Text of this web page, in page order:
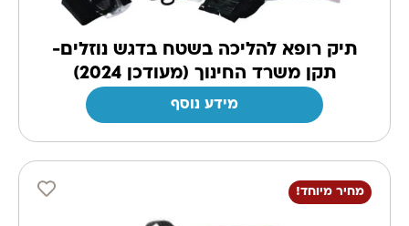
תיק רופא להליכה בשטח בדגש נוזלים-
תקן משרד החינוך (מעודכן 2024)
מידע נוסף
מחיר מיוחד!